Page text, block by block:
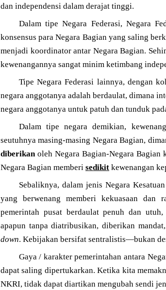
dan independensi dalam derajat tinggi.
Dalam tipe Negara Federasi, Negara
konsensus para Negara Bagian yang saling
menjadi koordinator antar Negara Bagian.
kewenangannya sangat minim ketimbang
Tipe Negara Federasi lainnya, dengan
negara anggotanya adalah berdaulat, dimana
negara anggotanya untuk patuh dan tunduk
Dalam tipe negara demikian,
seutuhnya masing-masing Negara Bagian,
diberikanoleh Negara Bagian-Negara Bagian
Negara Bagian memberi sedikit kewenangan
Sebaliknya, dalam jenis Negara
yang berwenang memberi kekuasaan dan
pemerintah pusat berdaulat penuh dan
apapun tanpa diatribusikan, diberikan
down. Kebijakan bersifat sentralistis—bukan
Gaya / karakter pemerintahan antara
dapat saling dipertukarkan. Ketika kita
NKRI, tidak dapat diartikan mengubah sendi